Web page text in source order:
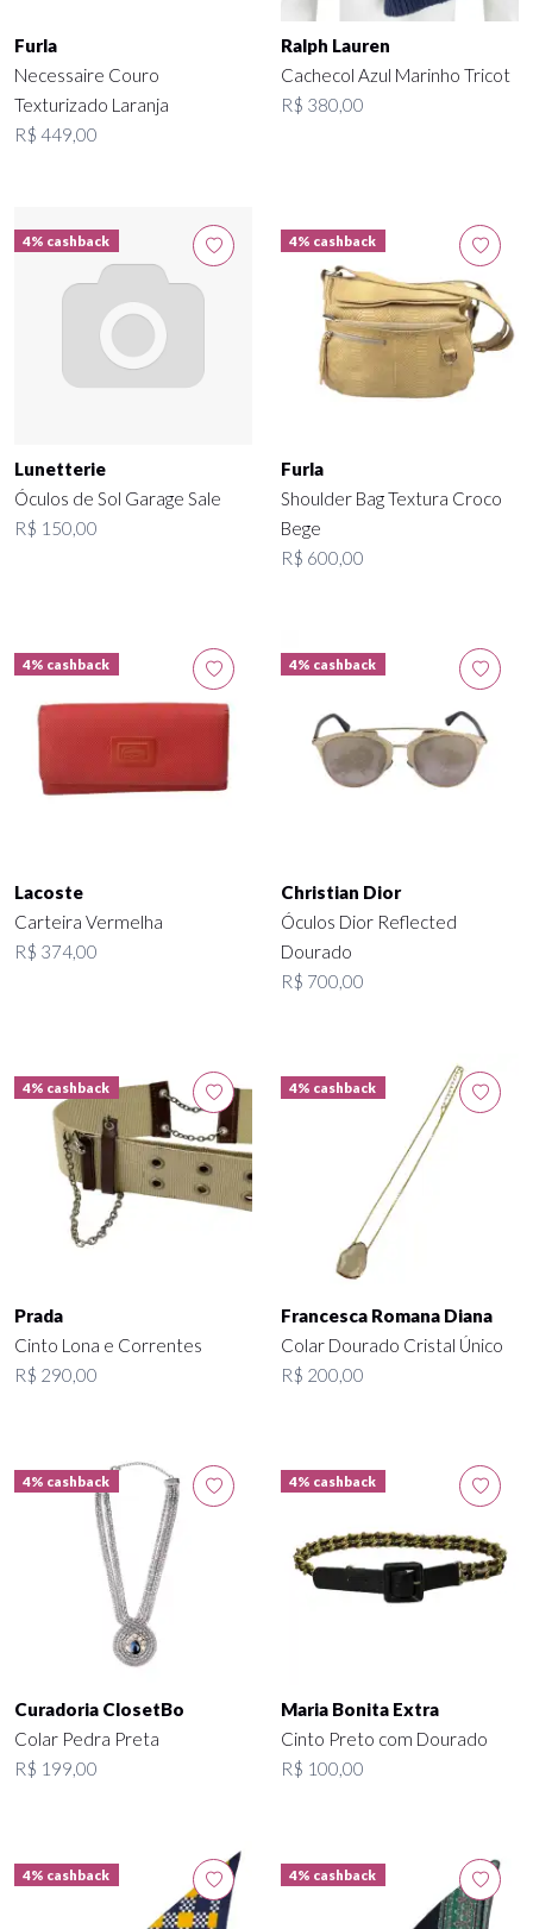
Furla
Necessaire Couro
Texturizado Laranja
R$ 449,00
Ralph Lauren
Cachecol Azul Marinho Tricot
R$ 380,00
4% cashback
Lunetterie
Óculos de Sol Garage Sale
R$ 150,00
4% cashback
Furla
Shoulder Bag Textura Croco
Bege
R$ 600,00
4% cashback
Lacoste
Carteira Vermelha
R$ 374,00
4% cashback
Christian Dior
Óculos Dior Reflected
Dourado
R$ 700,00
4% cashback
Prada
Cinto Lona e Correntes
R$ 290,00
4% cashback
Francesca Romana Diana
Colar Dourado Cristal Único
R$ 200,00
4% cashback
Curadoria ClosetBo
Colar Pedra Preta
R$ 199,00
4% cashback
Maria Bonita Extra
Cinto Preto com Dourado
R$ 100,00
4% cashback 4% cashback